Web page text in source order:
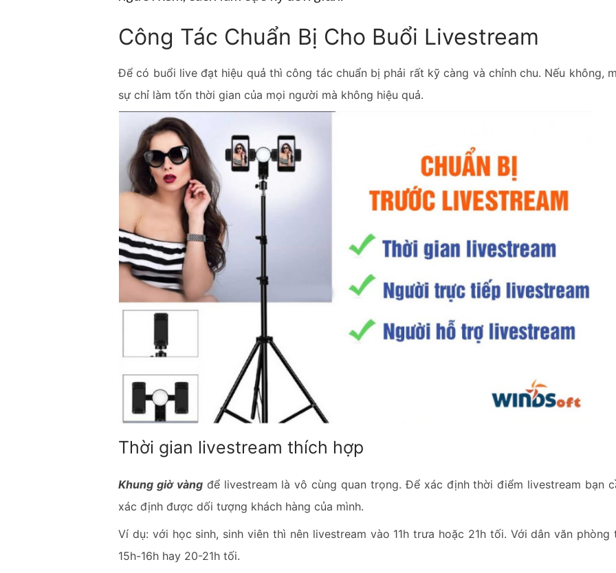
Công Tác Chuẩn Bị Cho Buổi Livestream
Để có buổi live đạt hiệu quả thì công tác chuẩn bị phải rất kỹ càng và chỉnh chu. Nếu không,
sự chỉ làm tốn thời gian của mọi người mà không hiệu quả.
Thời gian livestream thích hợp
Khung giờ vàngđể livestream là vô cùng quan trọng. Để xác định thời điểm livestream bạn
xác định được dối tượng khách hàng của mình.
Ví dụ: với học sinh, sinh viên thì nên livestream vào 11h trưa hoặc 21h tối. Với dân văn phòng
15h-16h hay 20-21h tối.